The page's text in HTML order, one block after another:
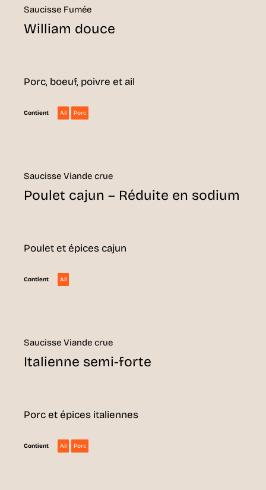
Saucisse Fumée
William douce
Porc, boeuf, poivre et ail
Contient Ail Porc
Saucisse Viande crue
Poulet cajun – Réduite en sodium
Poulet et épices cajun
Contient Ail
Saucisse Viande crue
Italienne semi-forte
Porc et épices italiennes
Contient Ail Porc